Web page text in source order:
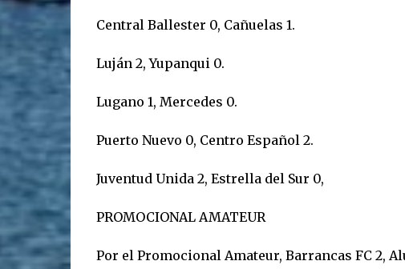
Central Ballester 0, Cañuelas 1.
Luján 2, Yupanqui 0.
Lugano 1, Mercedes 0.
Puerto Nuevo 0, Centro Español 2.
Juventud Unida 2, Estrella del Sur 0,
PROMOCIONAL AMATEUR
Por el Promocional Amateur, Barrancas FC 2,